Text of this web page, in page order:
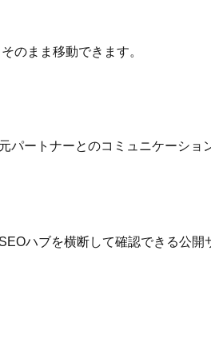
のまま移動できます。
パートナーとのコミュニケーシ
ハブを横断して確認できる公開